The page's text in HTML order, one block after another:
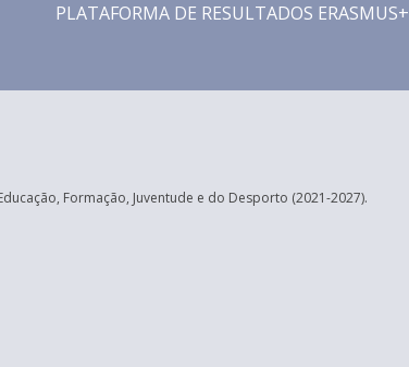
PLATAFORMA DE RESULTADOS ERASMUS+
Formação, Juventude e do Desporto (2021-2027).